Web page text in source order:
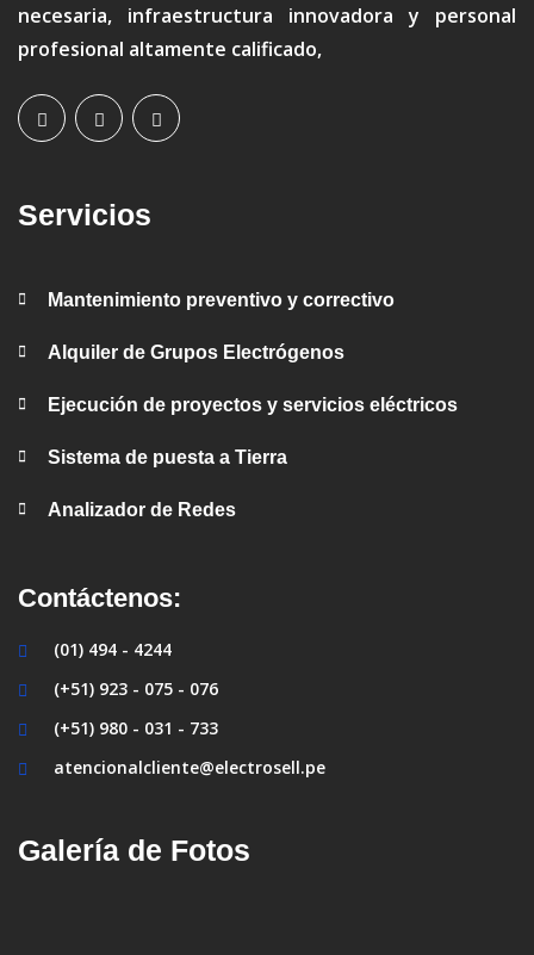
necesaria, infraestructura innovadora y personal
profesional altamente calificado,
Servicios
Mantenimiento preventivo y correctivo
Alquiler de Grupos Electrógenos
Ejecución de proyectos y servicios eléctricos
Sistema de puesta a Tierra
Analizador de Redes
Contáctenos:
(01) 494 - 4244
(+51) 923 - 075 - 076
(+51) 980 - 031 - 733
atencionalcliente@electrosell.pe
Galería de Fotos